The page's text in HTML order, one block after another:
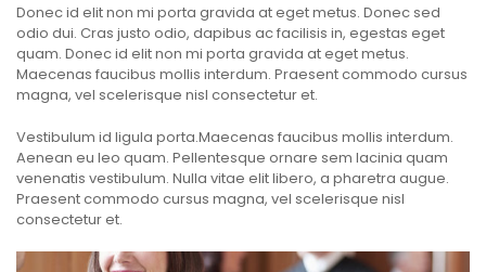
Donec id elit non mi porta gravida at eget metus. Donec sed
odio dui. Cras justo odio, dapibus ac facilisis in, egestas eget
quam. Donec id elit non mi porta gravida at eget metus.
Maecenas faucibus mollis interdum. Praesent commodo cursus
magna, vel scelerisque nisl consectetur et.
Vestibulum id ligula porta.Maecenas faucibus mollis interdum.
Aenean eu leo quam. Pellentesque ornare sem lacinia quam
venenatis vestibulum. Nulla vitae elit libero, a pharetra augue.
Praesent commodo cursus magna, vel scelerisque nisl
consectetur et.